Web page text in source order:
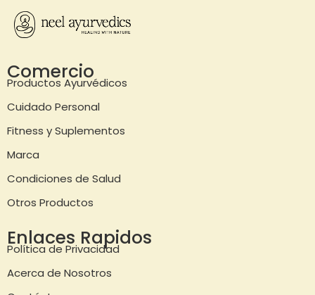
Comercio
Productos Ayurvédicos
Cuidado Personal
Fitness y Suplementos
Marca
Condiciones de Salud
Otros Productos
Enlaces Rapidos
Política de Privacidad
Acerca de Nosotros